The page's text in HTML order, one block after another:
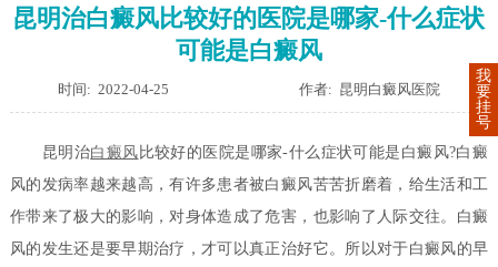
昆明治白癜风比较好的医院是哪家-什么症状
可能是白癜风
时间: 2022-04-25 作者: 昆明白癜风医院
昆明治白癜风 比较好的医院是哪家-什么症状可能是白癜风?白癜
风的发病率越来越高，有许多患者被白癜风苦苦折磨着，给生活和工
作带来了极大的影响，对身体造成了危害，也影响了人际交往。白癜
风的发生还是要早期治疗，才可以真正治好它。所以对于白癜风的早
我
要
挂
号